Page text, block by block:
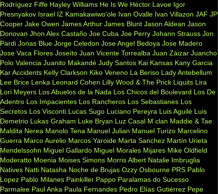
Rodríguez Fiffe Hayley Williams He Is We Héctor Lavoe Igor
Presnyakov Israel IZ Kamakawiwo'ole Ivan Ovalle Ivan Villazon JAF JP
Cooper Jake Owen James Arthur James Blunt Jason Aldean Jason
Donovan Jhon Alex Castaño Joe Cuba Joe Perry Johann Strauss Jon
Pardi Jonas Blue Jorge Celedon Jose Angel Bedoya Jose Madero
Jose Vaca Flores Joseíto Juan Vicente Torrealba Juan Záizar Juancho
Polo Valencia Juanito Makandé Judy Santos Kai Kansas Kany Garcia
Kar Accidents Kelly Clarkson Kiko Veneno La Beriso Lady Antebellum
Lee Brice Lenka Leonard Cohen Lilly Wood & The Prick Liquits Lira
Lori Meyers Los Abuelos de la Nada Los Chicos del Boulevard Los De
Adentro Los Impacientes Los Rancheros Los Sebastianes Los
Secretos Los Visconti Lucas Sugo Luciano Pereyra Luis Aguilé Luis
Demetrio Lukas Graham Luke Bryan Luz Casal M clan Maddie & Tae
Maldita Nerea Manolo Tena Manuel Julian Manuel Turizo Marcelino
Guerra Marco Aurelio Marcos Yaroide Marta Sanchez Martín Urieta
Mendelssohn Miguel Gallardo Miguel Morales Mijares Mike Oldfield
Moderatto Moenia Moises Simons Morris Albert Natalie Imbruglia
Natives Natti Natasha Noche de Brujas Ozzy Osbourne PRS Pablo
Lopez Pablo Milanes Painkiller Pappo Paralamas do Sucesso
Parmalee Paul Anka Paula Fernandes Pedro Elías Gutiérrez Pepe